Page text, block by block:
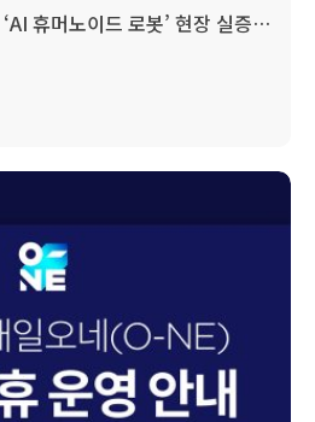
휴머노이드 로봇’ 현장 실증…